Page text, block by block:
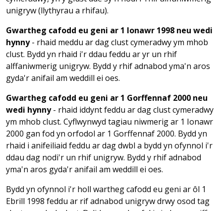
unigryw (llythyrau a rhifau).
Gwartheg cafodd eu geni ar 1 Ionawr 1998 neu wedi
hynny- rhaid meddu ar dag clust cymeradwy ym mhob
clust. Bydd yn rhaid i'r ddau feddu ar yr un rhif
alffaniwmerig unigryw. Bydd y rhif adnabod yma'n aros
gyda'r anifail am weddill ei oes.
Gwartheg cafodd eu geni ar 1 Gorffennaf 2000 neu
wedi hynny- rhaid iddynt feddu ar dag clust cymeradwy
ym mhob clust. Cyflwynwyd tagiau niwmerig ar 1 Ionawr
2000 gan fod yn orfodol ar 1 Gorffennaf 2000. Bydd yn
rhaid i anifeiliaid feddu ar dag dwbl a bydd yn ofynnol i'r
ddau dag nodi'r un rhif unigryw. Bydd y rhif adnabod
yma'n aros gyda'r anifail am weddill ei oes.
Bydd yn ofynnol i'r holl wartheg cafodd eu geni ar ôl 1
Ebrill 1998 feddu ar rif adnabod unigryw drwy osod tag